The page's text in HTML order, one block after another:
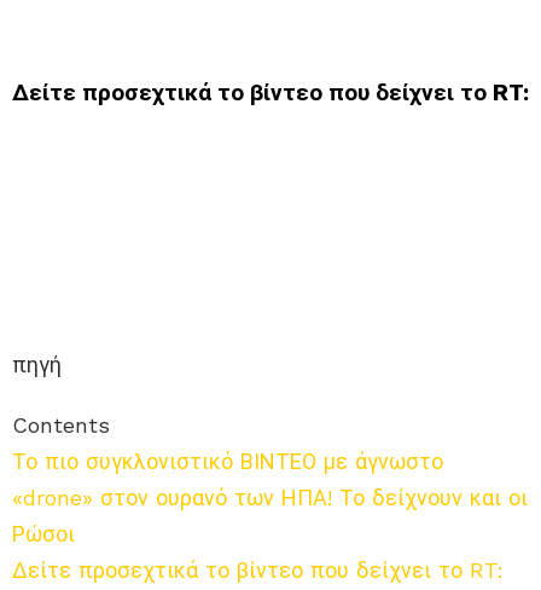
Δείτε προσεχτικά το βίντεο που δείχνει το RT:
πηγή
Contents
Το πιο συγκλονιστικό ΒΙΝΤΕΟ με άγνωστο
«drone» στον ουρανό των ΗΠΑ! Το δείχνουν και οι
Ρώσοι
Δείτε προσεχτικά το βίντεο που δείχνει το RT: